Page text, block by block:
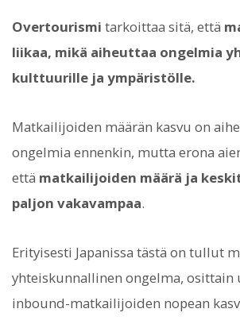
Overtourismi tarkoittaa sitä, että
liikaa, mikä aiheuttaa ongelmia
kulttuurille ja ympäristölle.
Matkailijoiden määrän kasvu on
ongelmia ennenkin, mutta erona
että matkailijoiden määrä ja
paljon vakavampaa.
Erityisesti Japanissa tästä on tullut
yhteiskunnallinen ongelma, osittain
inbound-matkailijoiden nopean